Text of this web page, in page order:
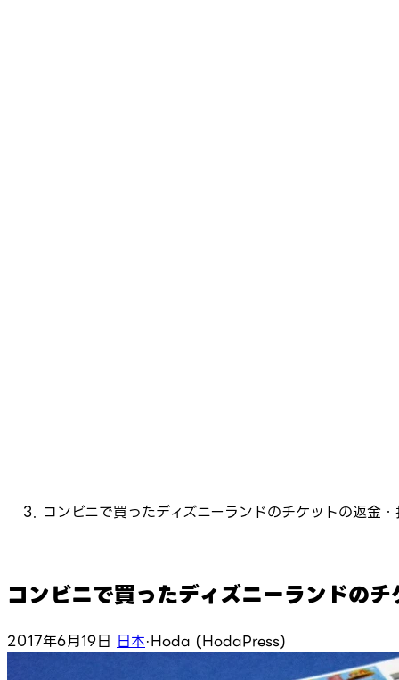
コンビニで買ったディズニーランドのチケットの返金
コンビニで買ったディズニーランドの
2017年6月19日 日本·Hoda (HodaPress)